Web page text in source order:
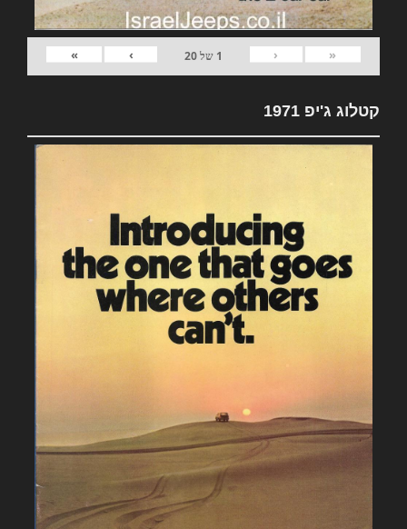
«
‹
1 של20
›
»
קטלוג ג'יפ 1971